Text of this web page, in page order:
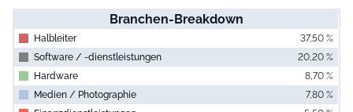
Branchen-Breakdown
Halbleiter
37,50 %
Software / -dienstleistungen
20,20 %
Hardware
8,70 %
Medien / Photographie
7,80 %